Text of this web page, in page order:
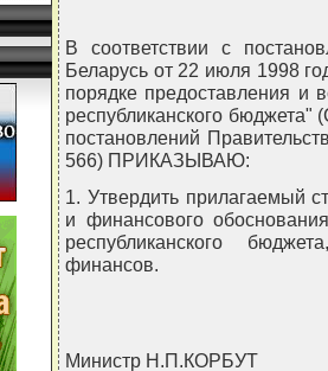
В соответствии с
Беларусь от 22 июля 1998
порядке предоставления и
республиканского бюджета"
постановлений
566) ПРИКАЗЫВАЮ:
1. Утвердить прилагаемый
и финансового
республиканского
финансов.
Министр Н.П.КОРБУТ